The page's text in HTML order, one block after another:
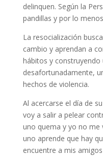
delinquen. Según la
pandillas y por lo
La resocialización
cambio y aprendan a
hábitos y
desafortunadamente,
hechos de violencia.
Al acercarse el día de
voy a salir a pelear
uno quema y yo no
uno aprende que hay
encuentre a mis